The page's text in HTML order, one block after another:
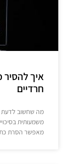
איך להסיר
חרדיים
מה שחשוב לדעת
משמעותית
מאפשר הסרת